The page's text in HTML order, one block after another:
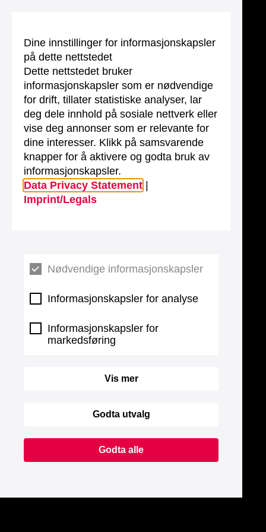
Dine innstillinger for informasjonskapsler
på dette nettstedet
Dette nettstedet bruker
informasjonskapsler som er nødvendige
for drift, tillater statistiske analyser, lar
deg dele innhold på sosiale nettverk eller
vise deg annonser som er relevante for
dine interesser. Klikk på samsvarende
knapper for å aktivere og godta bruk av
informasjonskapsler.
Data Privacy Statement
Imprint/Legals
Nødvendige informasjonskapsler
Informasjonskapsler for analyse
Informasjonskapsler for
markedsføring
Vis mer
Godta utvalg
Godta alle